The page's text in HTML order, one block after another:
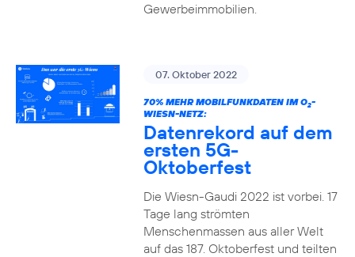
Gewerbeimmobilien.
07. Oktober 2022
70% MEHR MOBILFUNKDATEN IM O2-
WIESN-NETZ:
Datenrekord auf dem
ersten 5G-
Oktoberfest
Die Wiesn-Gaudi 2022 ist vorbei. 17
Tage lang strömten
Menschenmassen aus aller Welt
auf das 187. Oktoberfest und teilten